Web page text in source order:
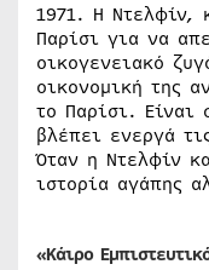
1971. Η Ντελφίν,
Παρίσι για να
οικογενειακό
οικονομική της
το Παρίσι. Είναι
βλέπει ενεργά
Όταν η Ντελφίν
ιστορία αγάπης
«Κάιρο